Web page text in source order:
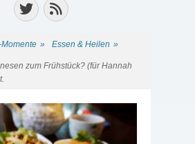
Twitter
Feed
» Essen & Heilen »
zum Frühstück? (für Hannah